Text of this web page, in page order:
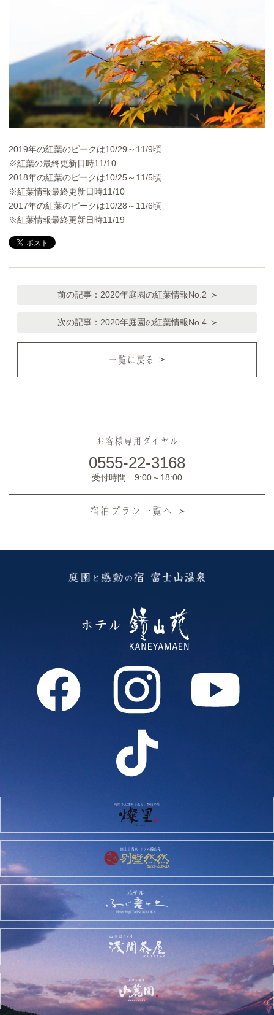
2019年の紅葉のピークは10/29～11/9頃
※紅葉の最終更新日時11/10
2018年の紅葉のピークは10/25～11/5頃
※紅葉情報最終更新日時11/10
2017年の紅葉のピークは10/28～11/6頃
※紅葉情報最終更新日時11/19
前の記事： 2020年庭園の紅葉情報No.2
次の記事： 2020年庭園の紅葉情報No.4
一覧に戻る
お客様専用ダイヤル
0555-22-3168
受付時間 9:00～18:00
宿泊プラン一覧へ